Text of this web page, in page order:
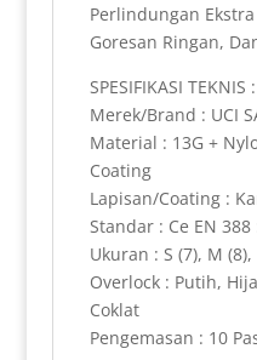
Perlindungan
Goresan Ringan,
SPESIFIKASI TEKNIS :
Merek/Brand : UCI
Material : 13G +
Coating
Lapisan/Coating :
Standar : Ce EN 388
Ukuran : S (7), M (8),
Overlock : Putih,
Coklat
Pengemasan : 10